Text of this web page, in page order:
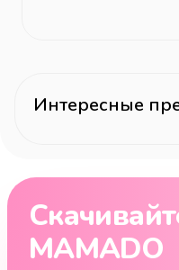
Интересные
MAMADO